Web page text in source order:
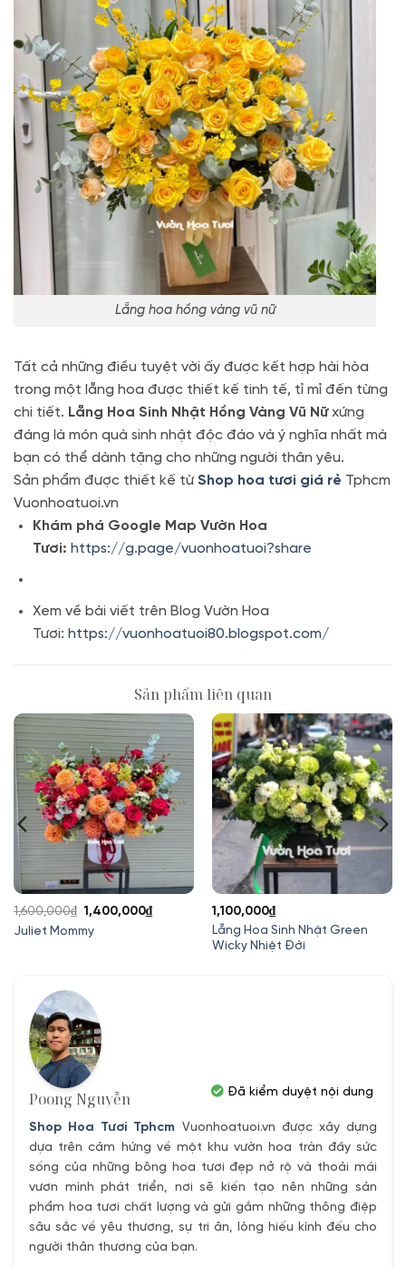
Lẵng hoa hồng vàng vũ nữ
Tất cả những điều tuyệt vời ấy được kết hợp hài hòa
trong một lẵng hoa được thiết kế tinh tế, tỉ mỉ đến từng
chi tiết. Lẵng Hoa Sinh Nhật Hồng Vàng Vũ Nữxứng
đáng là món quà sinh nhật độc đáo và ý nghĩa nhất mà
bạn có thể dành tặng cho những người thân yêu.
Sản phẩm được thiết kế từShop hoa tươi giá rẻ Tphcm
Vuonhoatuoi.vn
Khám phá Google Map Vườn Hoa
Tươi: https://g.page/vuonhoatuoi?share
Xem về bài viết trên Blog Vườn Hoa
Tươi: https://vuonhoatuoi80.blogspot.com/
Sản phẩm liên quan
Juliet Mommy
1,600,000₫ Giá
gốc
1,400,000₫Giá
Lẵng Hoa Sinh Nhật Green
Wicky Nhiệt Đới
1,100,000₫
Poong Nguyễn
Shop Hoa Tươi Tphcm Vuonhoatuoi.vn được xây dựng
dựa trên cảm hứng về một khu vườn hoa tràn đầy sức
sống của những bông hoa tươi đẹp nở rộ và thoải mái
vươn mình phát triển, nơi sẽ kiến tạo nên những sản
phẩm hoa tươi chất lượng và gửi gắm những thông điệp
sâu sắc về yêu thương, sự tri ân, lòng hiếu kính đếu cho
người thân thương của bạn.
Đã kiểm duyệt nội dung